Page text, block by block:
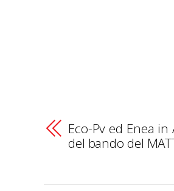
Eco-Pv ed Enea
del bando del